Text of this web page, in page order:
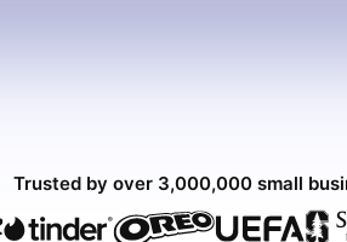
Trusted by over 3,000,000 small